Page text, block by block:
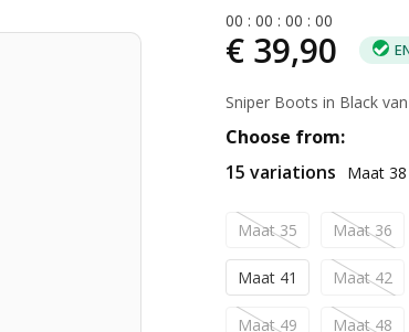
00 :00 :00 :00
€ 39,90
Sniper Boots in Black
Choose from:
15 variations
Maat 38
Maat 35 Maat 36
Maat 41 Maat 42
Maat 49 Maat 48